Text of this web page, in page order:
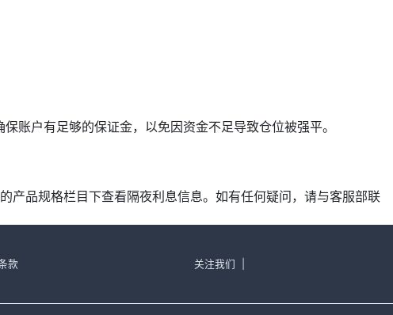
账户有足够的保证金，以免因资金不足导致仓位被强平。
品规格栏目下查看隔夜利息信息。如有任何疑问，请与客服部联
款 关注我们